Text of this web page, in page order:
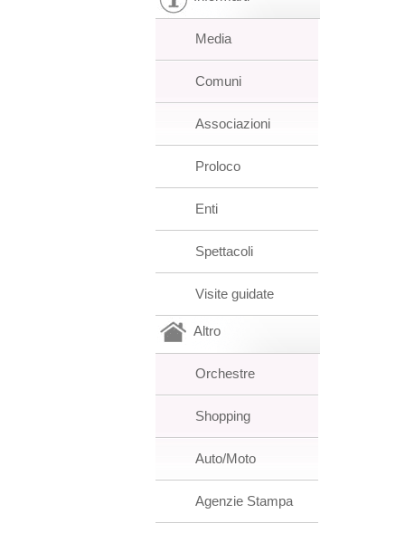
Media
Comuni
Associazioni
Proloco
Enti
Spettacoli
Visite guidate
Altro
Orchestre
Shopping
Auto/Moto
Agenzie Stampa